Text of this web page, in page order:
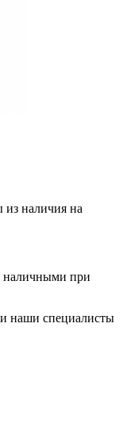
из наличия на
наличными при
и наши специалисты